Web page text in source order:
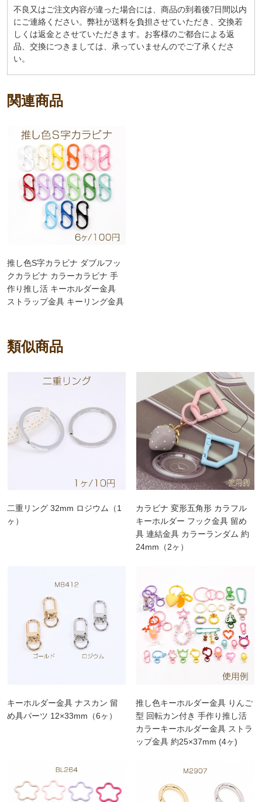
不良又はご注文内容が違った場合には、商品の到着後7日間以内
にご連絡ください。弊社が送料を負担させていただき、交換若
しくは返金とさせていただきます。お客様のご都合による返
品、交換につきましては、承っていませんのでご了承くださ
い。
関連商品
推し色S字カラビナ ダブルフッ
クカラビナ カラーカラビナ 手
作り推し活 キーホルダー金具
ストラップ金具 キーリング金具
類似商品
二重リング 32mm ロジウム（1
ヶ）
カラビナ 変形五角形 カラフル
キーホルダー フック金具 留め
具 連結金具 カラーランダム 約
24mm（2ヶ）
キーホルダー金具 ナスカン 留
め具パーツ 12×33mm（6ヶ）
推し色キーホルダー金具 りんご
型 回転カン付き 手作り推し活
カラーキーホルダー金具 ストラ
ップ金具 約25×37mm (4ヶ)